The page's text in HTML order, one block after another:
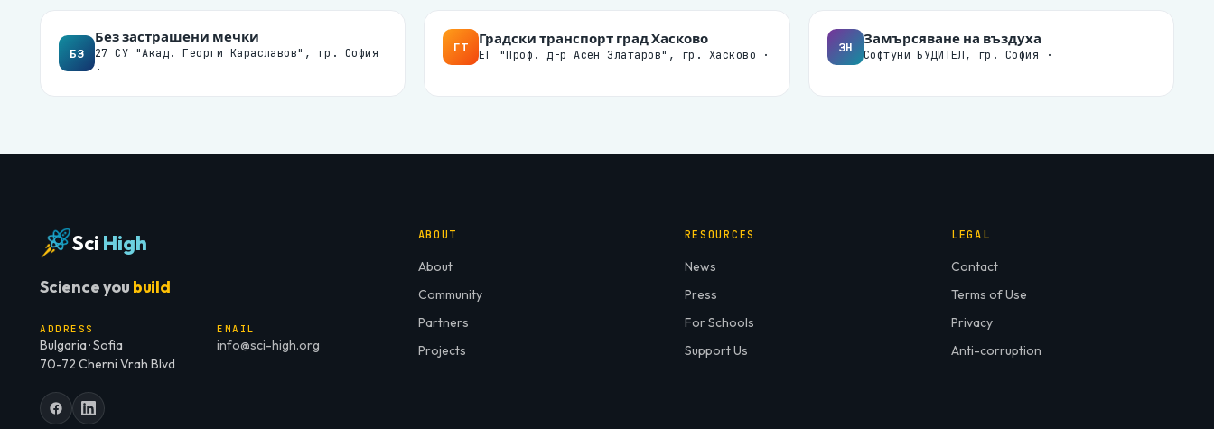
БЗ
Без застрашени мечки
27 СУ "Акад. Георги Караславов", гр. София
·
ГТ Градски транспорт град Хасково
ЕГ "Проф. д-р Асен Златаров", гр. Хасково ·
ЗН Замърсяване на въздуха
Софтуни БУДИТЕЛ, гр. София ·
Sci High
Science you build
ADDRESS
Bulgaria · Sofia
70-72 Cherni Vrah Blvd
EMAIL
info@sci-high.org
ABOUT
About
Community
Partners
Projects
RESOURCES
News
Press
For Schools
Support Us
LEGAL
Contact
Terms of Use
Privacy
Anti-corruption